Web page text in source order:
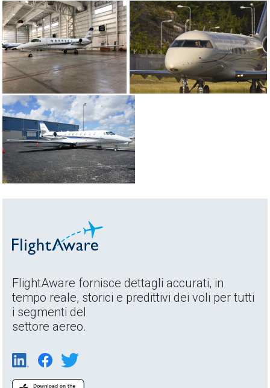
FlightAware fornisce dettagli accurati, in
tempo reale, storici e predittivi dei voli per tutti
i segmenti del
settore aereo.